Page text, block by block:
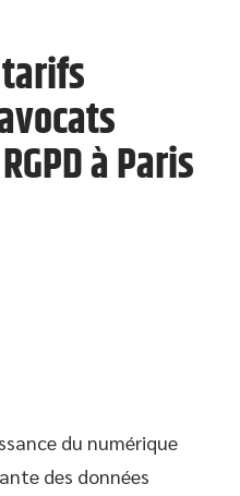
à Paris
du numérique
des données